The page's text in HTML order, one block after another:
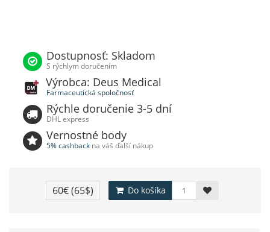
Dostupnosť: Skladom
S rýchlym doručením
Výrobca: Deus Medical
Farmaceutická spoločnosť
Rýchle doručenie 3-5 dní
DHL express
Vernostné body
5% cashback na váš ďalší nákup
60€(65$) Do košíka